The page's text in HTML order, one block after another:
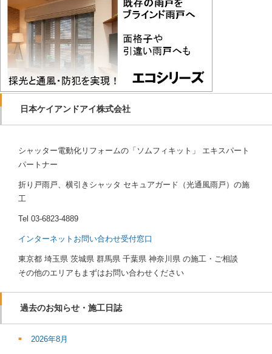
日本ケイアンドアイ株式会社
シャッター電動化リフォームの「ソムフィキット」 エキスパート
パートナー
折り戸雨戸、横引きシャッタ セキュアガード（光通風雨戸）の施
工
Tel 03-6823-4889
インターネットお問い合わせ受付窓口
東京都 埼玉県 茨城県 群馬県 千葉県 神奈川県 の施工・ご相談
その他のエリアもまずはお問い合わせください
過去のお知らせ・施工日誌
2026年8月